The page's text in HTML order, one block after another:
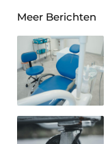
Meer Berichten